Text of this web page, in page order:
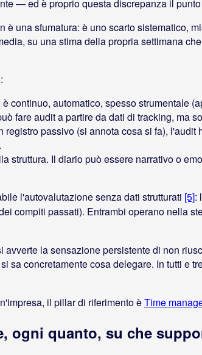
— ed è proprio questa discrepanza il
una sfumatura: è uno scarto sistematico,
su una stima della propria settimana
continuo, automatico, spesso strumentale
fare audit a partire da dati di tracking, ma
passivo (si annota cosa si fa),
struttura. Il diario può essere narrativo o
l'autovalutazione senza dati strutturati [5]:
compiti passati). Entrambi operano nella
la sensazione persistente di non
sa concretamente cosa delegare. In tutti e
il pillar di riferimento èTime
ogni quanto, su che